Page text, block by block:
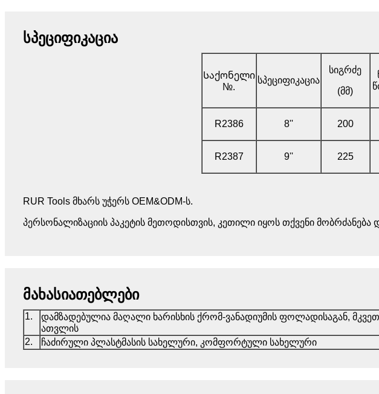
სპეციფიკაცია
Საქონელი
№.
სპეციფიკაცია
სიგრძე
(მმ)
R2386 8'' 200
R2387 9'' 225
RUR Tools მხარს უჭერს OEM&ODM-ს.
პერსონალიზაციის პაკეტის მეთოდისთვის, კეთილი იყოს თქვენი მობრძანება
მახასიათებლები
1.
დამზადებულია მაღალი ხარისხის ქრომ-ვანადიუმის ფოლადისაგან,
ათვლის
2.
ჩაძირული პლასტმასის სახელური, კომფორტული სახელური